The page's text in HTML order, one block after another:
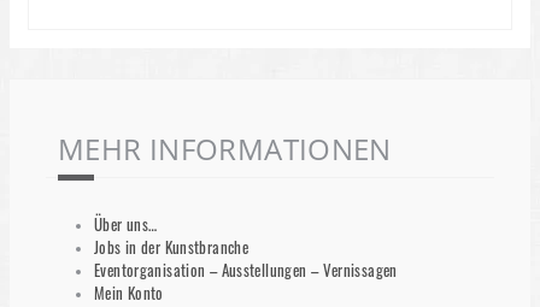
MEHR INFORMATIONEN
Über uns…
Jobs in der Kunstbranche
Eventorganisation – Ausstellungen – Vernissagen
Mein Konto